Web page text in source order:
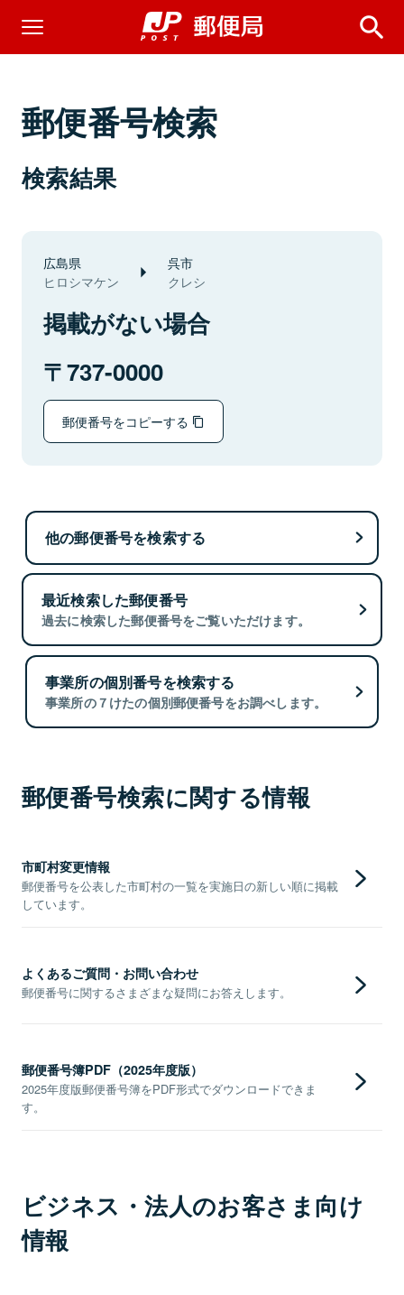
郵便番号検索
検索結果
広島県
ヒロシマケン
呉市
クレシ
掲載がない場合
737-0000
郵便番号をコピーする
他の郵便番号を検索する
最近検索した郵便番号
過去に検索した郵便番号をご覧いただけます。
事業所の個別番号を検索する
事業所の７けたの個別郵便番号をお調べします。
郵便番号検索に関する情報
市町村変更情報
郵便番号を公表した市町村の一覧を実施日の新しい順に掲載
しています。
よくあるご質問・お問い合わせ
郵便番号に関するさまざまな疑問にお答えします。
郵便番号簿PDF（2025年度版）
2025年度版郵便番号簿をPDF形式でダウンロードできま
す。
ビジネス・法人のお客さま向け
情報